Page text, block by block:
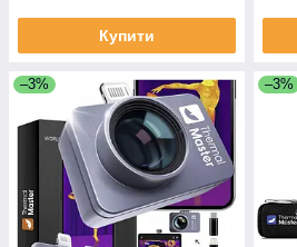
Купити
–3% –3%